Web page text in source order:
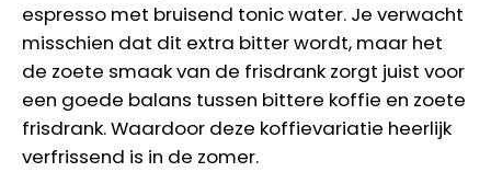
espresso met bruisend tonic water. Je verwacht
misschien dat dit extra bitter wordt, maar het
de zoete smaak van de frisdrank zorgt juist voor
een goede balans tussen bittere koffie en zoete
frisdrank. Waardoor deze koffievariatie heerlijk
verfrissend is in de zomer.